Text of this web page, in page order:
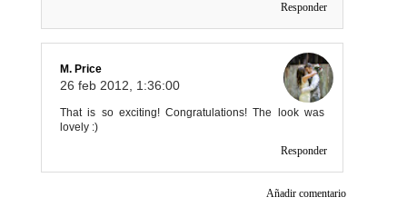
Responder
M. Price
26 feb 2012, 1:36:00
That is so exciting! Congratulations! The look was
lovely :)
Responder
Añadir comentario